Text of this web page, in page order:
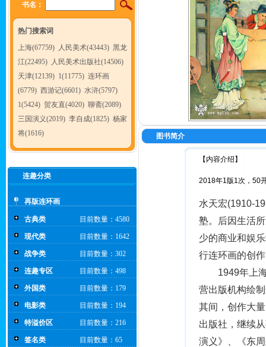
书名：
热门搜索词
上海(67759) 人民美术(43443) 黑龙
江(22495) 人民美术出版社(14506)
天津(12139) 1(11775) 连环画
(6779) 西游记(6601) 水浒(5797)
1(5424) 贺友直(4020) 聊斋(2089)
三国演义(2019) 李自成(1825) 杨家
将(1616)
连趣分类
再版连环画
古典类 目前数量：4580
现代类 目前数量：1642
战争类 目前数量：302
连趣专区 目前数量：498
外国类 目前数量：179
电影类 目前数量：194
特溢价区 目前数量：216
签名类 目前数量：65
图书简介
【内容介绍】
2018年1版1次，50
水天宏(1910-
塾。后因生活
少的商业和娱
行连环画的创
1949年上海
营出版机构绘
其间，创作大
出版社 ，继续
演义》
《东